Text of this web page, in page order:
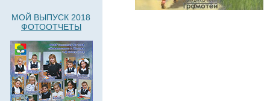
МОЙ ВЫПУСК 2018
ФОТООТЧЕТЫ